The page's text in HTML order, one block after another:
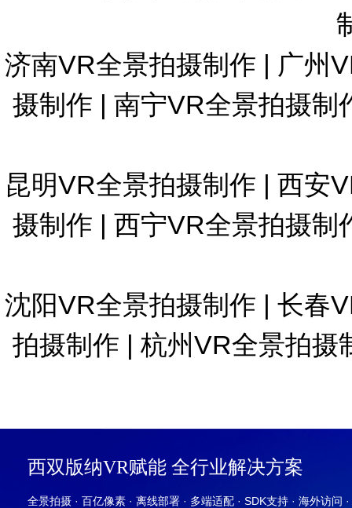
济南VR全景拍摄制作 | 广州
摄制作 | 南宁VR全景拍摄制
昆明VR全景拍摄制作 | 西安
摄制作 | 西宁VR全景拍摄制
沈阳VR全景拍摄制作 | 长春
拍摄制作 | 杭州VR全景拍摄
西双版纳VR赋能 全行业解决方案
全景拍摄 · 百亿像素 · 离线部署 · 多端适配 · SDK支持 · 海外访问